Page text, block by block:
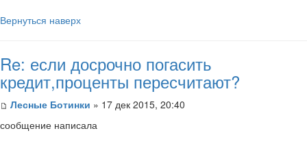
Вернуться наверх
Re: если досрочно погасить
кредит,проценты пересчитают?
Лесные Ботинки » 17 дек 2015, 20:40
сообщение написала